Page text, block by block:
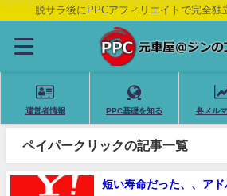
脱サラ後にPPCアフィリエイトで完全独
運営者情報 PPC基礎を知る 各メル
ペイパークリックの記事一覧
短い寿命だった、、ア